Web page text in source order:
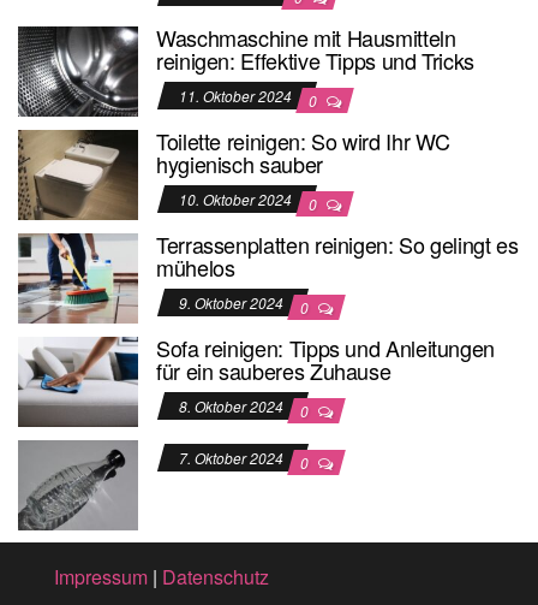
Waschmaschine mit Hausmitteln
reinigen: Effektive Tipps und Tricks
11. Oktober 2024 0
Toilette reinigen: So wird Ihr WC
hygienisch sauber
10. Oktober 2024 0
Terrassenplatten reinigen: So gelingt es
mühelos
9. Oktober 2024 0
Sofa reinigen: Tipps und Anleitungen
für ein sauberes Zuhause
8. Oktober 2024 0
7. Oktober 2024 0
Impressum | Datenschutz